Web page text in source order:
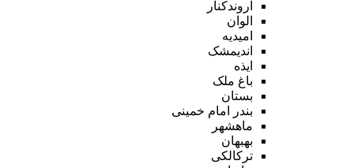
اروندکنار
الوان
امیدیه
اندیمشک
ایذه
باغ ملک
بستان
بندر امام خمینی
ماهشهر
بهبهان
ترکالکی